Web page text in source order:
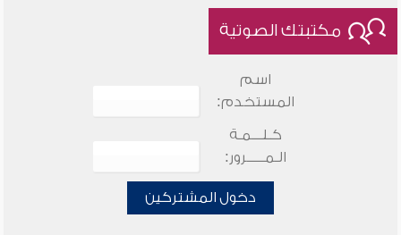
مكتبتك الصوتية
اسم
المستخدم:
كـلـــمـة
الـمـــــرور:
دخول المشتركين